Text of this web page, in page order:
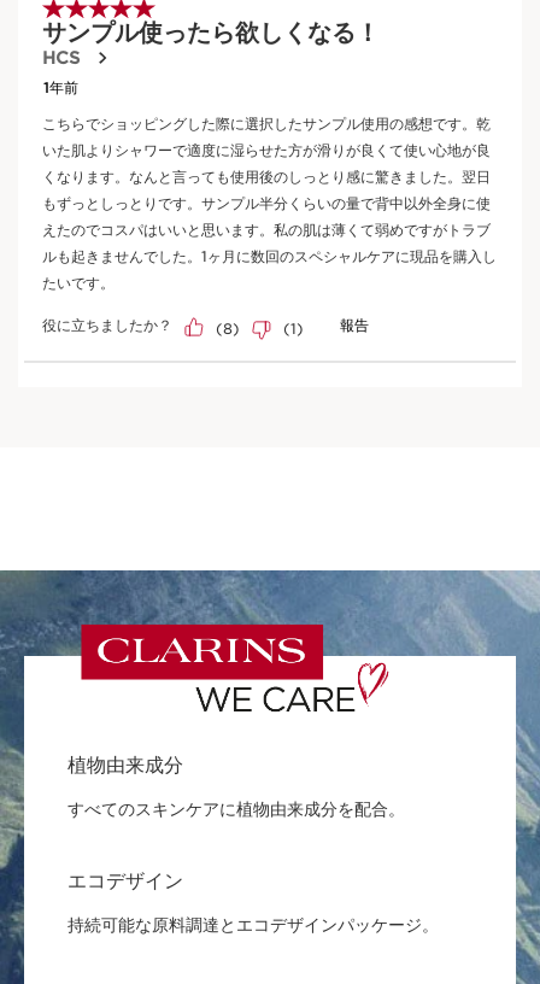
植物由来成分
すべてのスキンケアに植物由来成分を配合。
エコデザイン
持続可能な原料調達とエコデザインパッケージ。